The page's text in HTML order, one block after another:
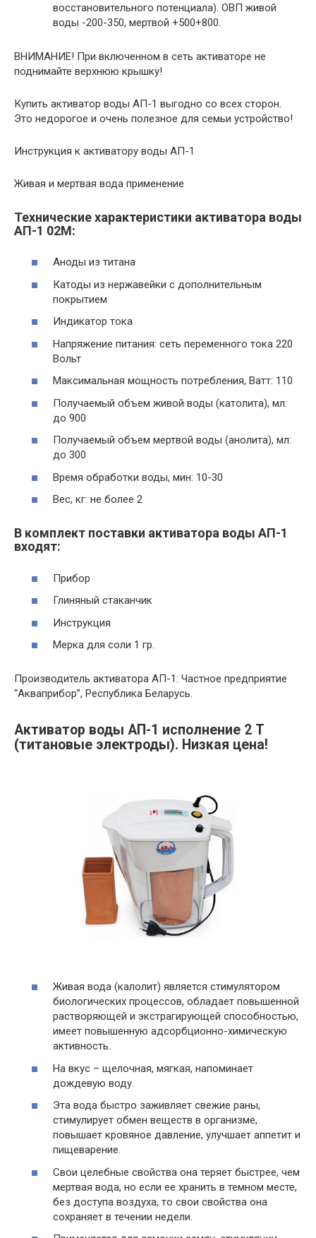
восстановительного потенциала). ОВП живой
воды -200-350, мертвой +500+800.
ВНИМАНИЕ! При включенном в сеть активаторе не
поднимайте верхнюю крышку!
Купить активатор воды АП-1 выгодно со всех сторон.
Это недорогое и очень полезное для семьи устройство!
Инструкция к активатору воды АП-1
Живая и мертвая вода применение
Технические характеристики активатора воды
АП-1 02М:
Аноды из титана
Катоды из нержавейки с дополнительным
покрытием
Индикатор тока
Напряжение питания: сеть переменного тока 220
Вольт
Максимальная мощность потребления, Ватт: 110
Получаемый объем живой воды (католита), мл:
до 900
Получаемый объем мертвой воды (анолита), мл:
до 300
Время обработки воды, мин: 10-30
Вес, кг: не более 2
В комплект поставки активатора воды АП-1
входят:
Прибор
Глиняный стаканчик
Инструкция
Мерка для соли 1 гр.
Производитель активатора АП-1: Частное предприятие
“Акваприбор”, Республика Беларусь.
Активатор воды АП-1 исполнение 2 Т
(титановые электроды). Низкая цена!
Живая вода (калолит) является стимулятором
биологических процессов, обладает повышенной
растворяющей и экстрагирующей способностью,
имеет повышенную адсорбционно-химическую
активность.
На вкус – щелочная, мягкая, напоминает
дождевую воду.
Эта вода быстро заживляет свежие раны,
стимулирует обмен веществ в организме,
повышает кровяное давление, улучшает аппетит и
пищеварение.
Свои целебные свойства она теряет быстрее, чем
мертвая вода, но если ее хранить в темном месте,
без доступа воздуха, то свои свойства она
сохраняет в течении недели.